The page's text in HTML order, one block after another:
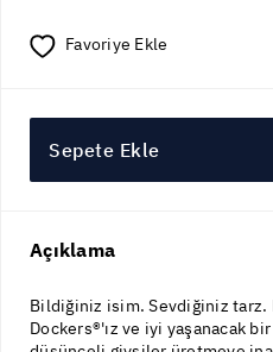
Favoriye Ekle
Sepete Ekle
Açıklama
Bildiğiniz isim. Sevdiğiniz tarz.
Dockers®'ız ve iyi yaşanacak